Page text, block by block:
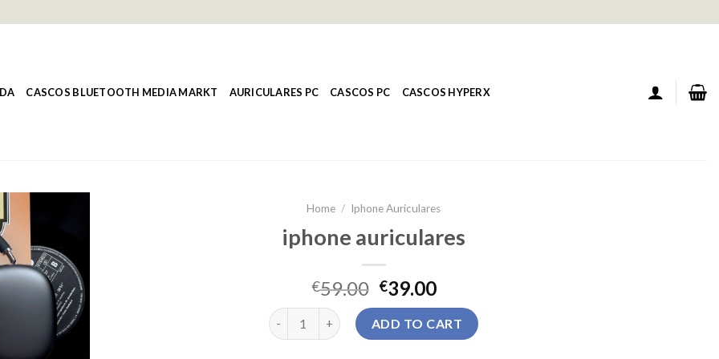
CASCOS BLUETOOTH MEDIA MARKT AURICULARES PC CASCOS PC CASCOS HYPERX
Home / Iphone Auriculares
iphone auriculares
€59.00 €39.00
iphone auriculares quantityADD TO CART